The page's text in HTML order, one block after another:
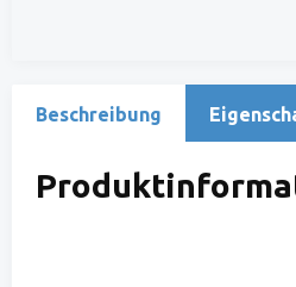
Beschreibung